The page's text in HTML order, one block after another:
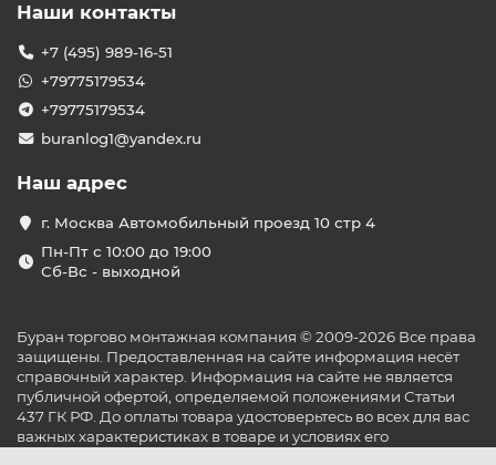
Наши контакты
+7 (495) 989-16-51
+79775179534
+79775179534
buranlog1@yandex.ru
Наш адрес
г. Москва Автомобильный проезд 10 стр 4
Пн-Пт с 10:00 до 19:00
Сб-Вс - выходной
Буран торгово монтажная компания © 2009-2026 Все права
защищены. Предоставленная на сайте информация несёт
справочный характер. Информация на сайте не является
публичной офертой, определяемой положениями Статьи
437 ГК РФ. До оплаты товара удостоверьтесь во всех для вас
важных характеристиках в товаре и условиях его